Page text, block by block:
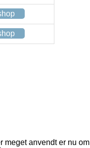
meget anvendt er nu om